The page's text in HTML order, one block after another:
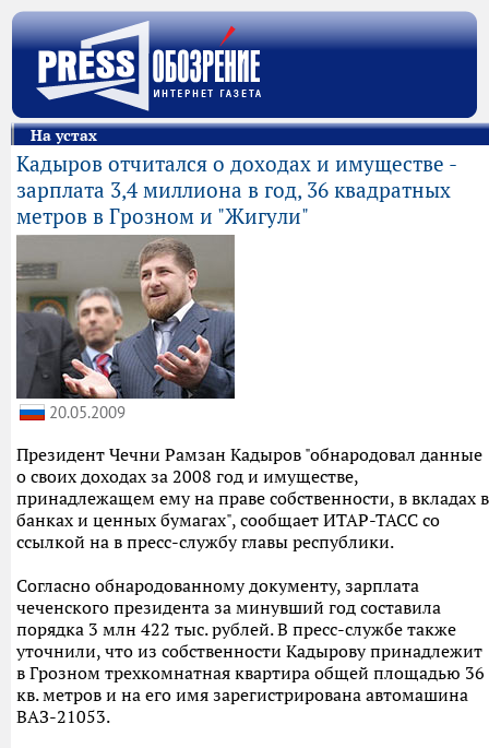
На устах
Кадыров отчитался о доходах и имуществе -
зарплата 3,4 миллиона в год, 36 квадратных
метров в Грозном и "Жигули"
20.05.2009
Президент Чечни Рамзан Кадыров "обнародовал данные
о своих доходах за 2008 год и имуществе,
принадлежащем ему на праве собственности, в вкладах в
банках и ценных бумагах", сообщает ИТАР-ТАСС со
ссылкой на в пресс-службу главы республики.
Согласно обнародованному документу, зарплата
чеченского президента за минувший год составила
порядка 3 млн 422 тыс. рублей. В пресс-службе также
уточнили, что из собственности Кадырову принадлежит
в Грозном трехкомнатная квартира общей площадью 36
кв. метров и на его имя зарегистрирована автомашина
ВАЗ-21053.